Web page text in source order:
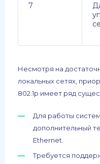
7
Несмотря на
локальных сетях,
802.1p имеет ряд
Для работы
дополнительный
Ethernet.
Требуется